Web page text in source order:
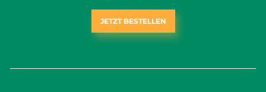
JETZT BESTELLEN